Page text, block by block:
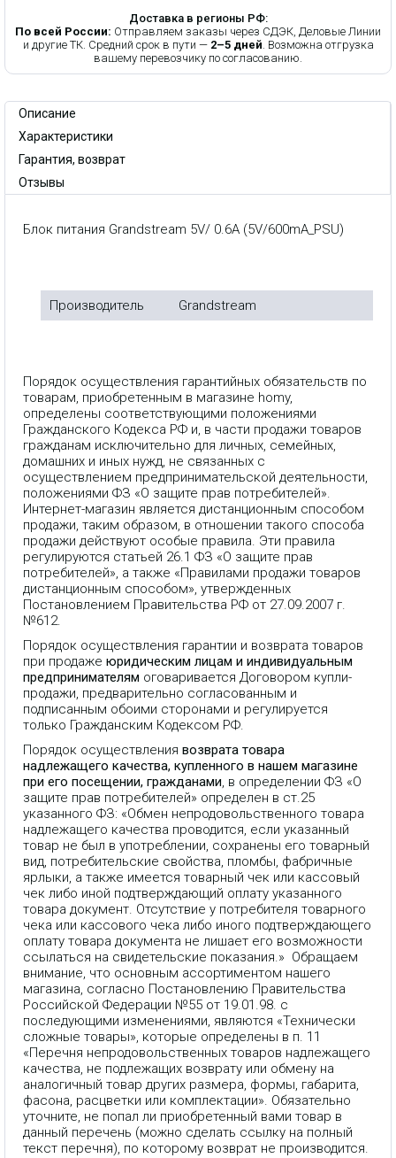
Доставка в регионы РФ:
По всей России: Отправляем заказы через СДЭК, Деловые Линии
и другие ТК. Средний срок в пути — 2–5 дней. Возможна отгрузка
вашему перевозчику по согласованию.
Описание
Характеристики
Гарантия, возврат
Отзывы
Блок питания Grandstream 5V/ 0.6A (5V/600mA_PSU)
Производитель Grandstream
Порядок осуществления гарантийных обязательств по
товарам, приобретенным в магазине homy,
определены соответствующими положениями
Гражданского Кодекса РФ и, в части продажи товаров
гражданам исключительно для личных, семейных,
домашних и иных нужд, не связанных с
осуществлением предпринимательской деятельности,
положениями ФЗ «О защите прав потребителей».
Интернет-магазин является дистанционным способом
продажи, таким образом, в отношении такого способа
продажи действуют особые правила. Эти правила
регулируются статьей 26.1 ФЗ «О защите прав
потребителей», а также «Правилами продажи товаров
дистанционным способом», утвержденных
Постановлением Правительства РФ от 27.09.2007 г.
№612.
Порядок осуществления гарантии и возврата товаров
при продаже юридическим лицам и индивидуальным
предпринимателям оговаривается Договором купли-
продажи, предварительно согласованным и
подписанным обоими сторонами и регулируется
только Гражданским Кодексом РФ.
Порядок осуществления возврата товара
надлежащего качества, купленного в нашем магазине
при его посещении, гражданами, в определении ФЗ «О
защите прав потребителей» определен в ст.25
указанного ФЗ: «Обмен непродовольственного товара
надлежащего качества проводится, если указанный
товар не был в употреблении, сохранены его товарный
вид, потребительские свойства, пломбы, фабричные
ярлыки, а также имеется товарный чек или кассовый
чек либо иной подтверждающий оплату указанного
товара документ. Отсутствие у потребителя товарного
чека или кассового чека либо иного подтверждающего
оплату товара документа не лишает его возможности
ссылаться на свидетельские показания.» Обращаем
внимание, что основным ассортиментом нашего
магазина, согласно Постановлению Правительства
Российской Федерации №55 от 19.01.98. с
последующими изменениями, являются «Технически
сложные товары», которые определены в п. 11
«Перечня непродовольственных товаров надлежащего
качества, не подлежащих возврату или обмену на
аналогичный товар других размера, формы, габарита,
фасона, расцветки или комплектации». Обязательно
уточните, не попал ли приобретенный вами товар в
данный перечень (можно сделать ссылку на полный
текст перечня), по которому возврат не производится.